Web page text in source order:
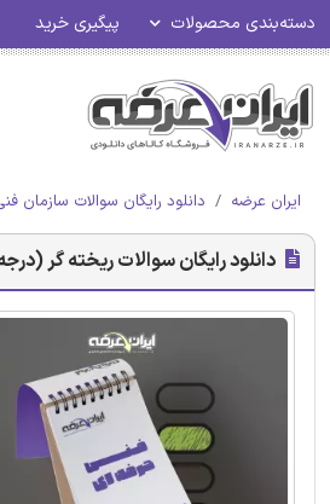
دسته‌بندی محصولات پیگیری خرید
ایران عرضه دانلود رایگان سوالات سازمان
دانلود رایگان سوالات ریخته گر (درجه 1 و 2) فنی و حرفه